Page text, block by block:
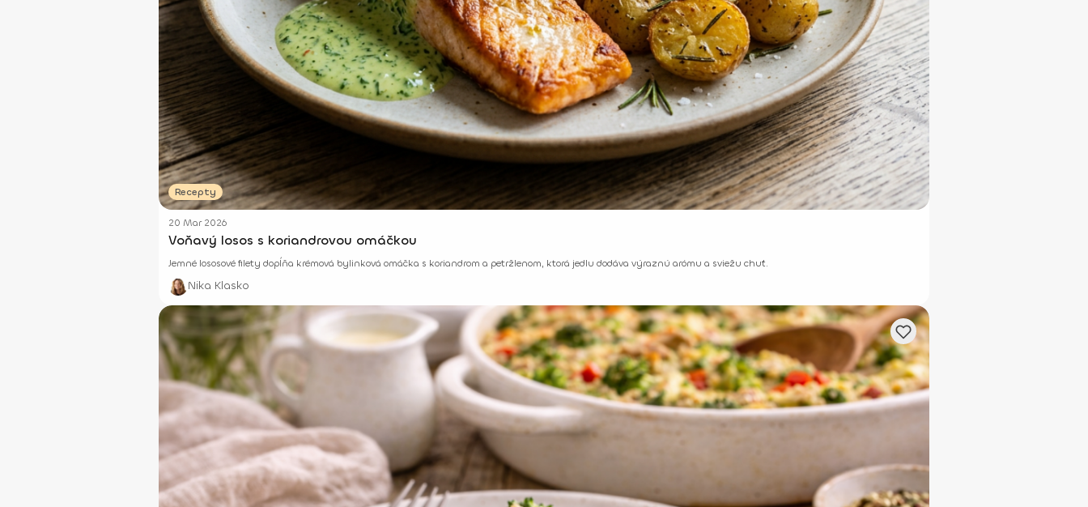
Recepty
20 Mar 2026
Voňavý losos s koriandrovou omáčkou
Jemné lososové filety dopĺňa krémová bylinková omáčka s koriandrom a petržlenom, ktorá jedlu dodáva výraznú arómu a sviežu chuť.
Nika Klasko